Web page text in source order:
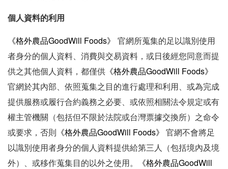
個人資料的利用
《格外農品GoodWill Foods》 官網 所蒐集的足以識別使用
者身分的個人資料、消費與交易資料，或日後經您同意而提
供之其他個人資料，都僅供 《格外農品GoodWill Foods》
官網於其內部、依照蒐集之目的進行處理和利用、或為完成
提供服務或履行合約義務之必要、或依照相關法令規定或有
權主管機關（包括但不限於法院或台灣票據交換所）之命令
或要求，否則
《格外農品GoodWill Foods》 官網不會將足
以識別使用者身分的個人資料提供給第三人（包括境內及境
外）、或移作蒐集目的以外之使用。
《格外農品GoodWill